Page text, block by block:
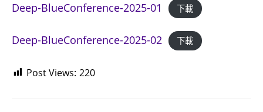
Deep-BlueConference-2025-01
下載
Deep-BlueConference-2025-02 下載
Post Views: 220